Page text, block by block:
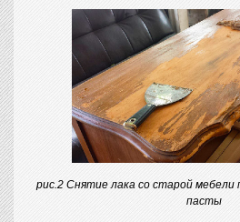
рис.2 Снятие лака со старой мебели
пасты